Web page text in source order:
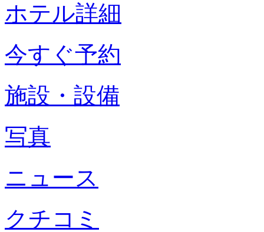
ホテル詳細
今すぐ予約
施設・設備
写真
ニュース
クチコミ